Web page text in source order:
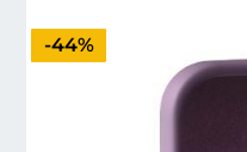
Priset är nedsatt med
-44%